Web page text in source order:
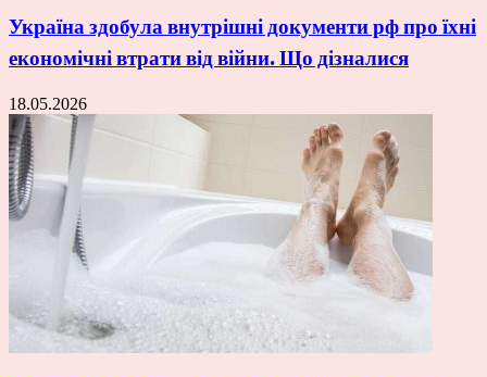
Україна здобула внутрішні документи рф про їхні
економічні втрати від війни. Що дізналися
18.05.2026